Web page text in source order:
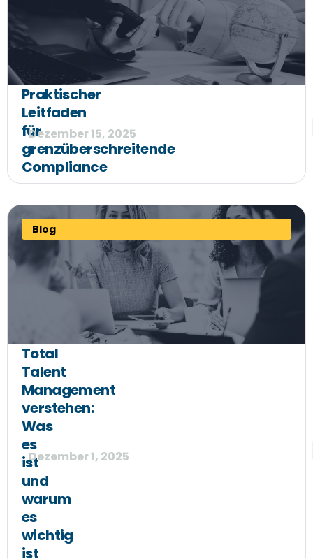
Praktischer
Leitfaden
für
grenzüberschreitende
Compliance
Dezember 15, 2025
Blog
Total
Talent
Management
verstehen:
Was
es
ist
und
warum
es
wichtig
ist
Dezember 1, 2025